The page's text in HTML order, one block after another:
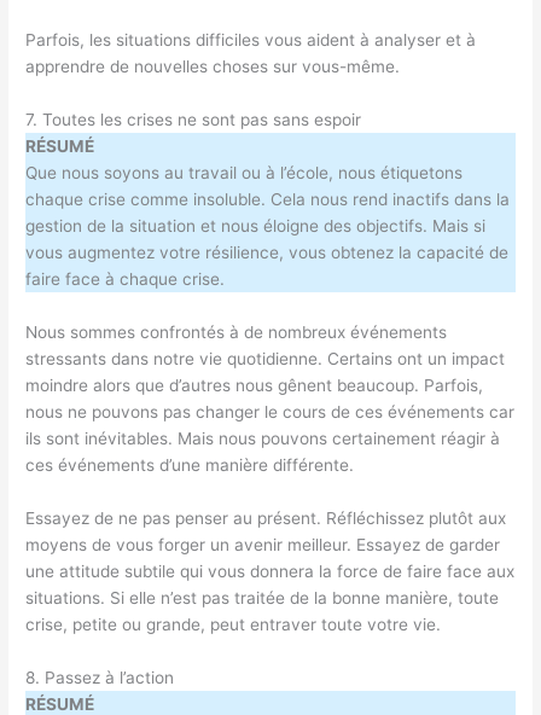
Parfois, les situations difficiles vous aident à analyser et à
apprendre de nouvelles choses sur vous-même.
7. Toutes les crises ne sont pas sans espoir
RÉSUMÉ
Que nous soyons au travail ou à l’école, nous étiquetons
chaque crise comme insoluble. Cela nous rend inactifs dans la
gestion de la situation et nous éloigne des objectifs. Mais si
vous augmentez votre résilience, vous obtenez la capacité de
faire face à chaque crise.
Nous sommes confrontés à de nombreux événements
stressants dans notre vie quotidienne. Certains ont un impact
moindre alors que d’autres nous gênent beaucoup. Parfois,
nous ne pouvons pas changer le cours de ces événements car
ils sont inévitables. Mais nous pouvons certainement réagir à
ces événements d’une manière différente.
Essayez de ne pas penser au présent. Réfléchissez plutôt aux
moyens de vous forger un avenir meilleur. Essayez de garder
une attitude subtile qui vous donnera la force de faire face aux
situations. Si elle n’est pas traitée de la bonne manière, toute
crise, petite ou grande, peut entraver toute votre vie.
8. Passez à l’action
RÉSUMÉ